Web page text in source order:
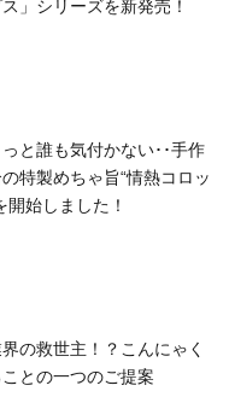
」シリーズを新発売！
と誰も気付かない･･手作
特製めちゃ旨“情熱コロッ
開始しました！
の救世主！？こんにゃく
との一つのご提案